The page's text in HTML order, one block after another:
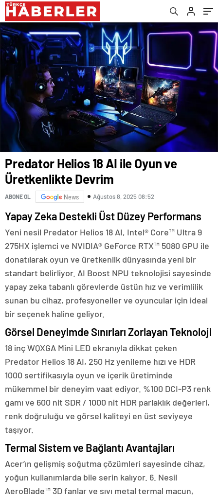
Predator Helios 18 AI ile Oyun ve
Üretkenlikte Devrim
ABONE OL News Ağustos 8, 2025 08:52
Yapay Zeka Destekli Üst Düzey Performans
Yeni nesil Predator Helios 18 AI, Intel® Core™ Ultra 9
275HX işlemci ve NVIDIA® GeForce RTX™ 5080 GPU ile
donatılarak oyun ve üretkenlik dünyasında yeni bir
standart belirliyor. AI Boost NPU teknolojisi sayesinde
yapay zeka tabanlı görevlerde üstün hız ve verimlilik
sunan bu cihaz, profesyoneller ve oyuncular için ideal
bir seçenek haline geliyor.
Görsel Deneyimde Sınırları Zorlayan Teknoloji
18 inç WQXGA Mini LED ekranıyla dikkat çeken
Predator Helios 18 AI, 250 Hz yenileme hızı ve HDR
1000 sertifikasıyla oyun ve içerik üretiminde
mükemmel bir deneyim vaat ediyor. %100 DCI-P3 renk
gamı ve 600 nit SDR / 1000 nit HDR parlaklık değerleri,
renk doğruluğu ve görsel kaliteyi en üst seviyeye
taşıyor.
Termal Sistem ve Bağlantı Avantajları
Acer’ın gelişmiş soğutma çözümleri sayesinde cihaz,
yoğun kullanımlarda bile serin kalıyor. 6. Nesil
AeroBlade™ 3D fanlar ve sıvı metal termal macun,